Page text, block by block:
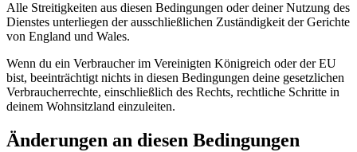
Alle Streitigkeiten aus diesen Bedingungen oder deiner Nutzung des
Dienstes unterliegen der ausschließlichen Zuständigkeit der Gerichte
von England und Wales.
Wenn du ein Verbraucher im Vereinigten Königreich oder der EU
bist, beeinträchtigt nichts in diesen Bedingungen deine gesetzlichen
Verbraucherrechte, einschließlich des Rechts, rechtliche Schritte in
deinem Wohnsitzland einzuleiten.
Änderungen an diesen Bedingungen